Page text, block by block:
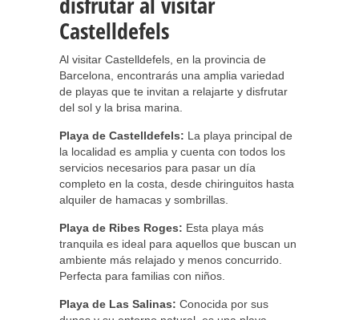
Castelldefels
Al visitar Castelldefels, en la provincia de
Barcelona, encontrarás una amplia variedad
de playas que te invitan a relajarte y disfrutar
del sol y la brisa marina.
Playa de Castelldefels: La playa principal de
la localidad es amplia y cuenta con todos los
servicios necesarios para pasar un día
completo en la costa, desde chiringuitos hasta
alquiler de hamacas y sombrillas.
Playa de Ribes Roges: Esta playa más
tranquila es ideal para aquellos que buscan un
ambiente más relajado y menos concurrido.
Perfecta para familias con niños.
Playa de Las Salinas: Conocida por sus